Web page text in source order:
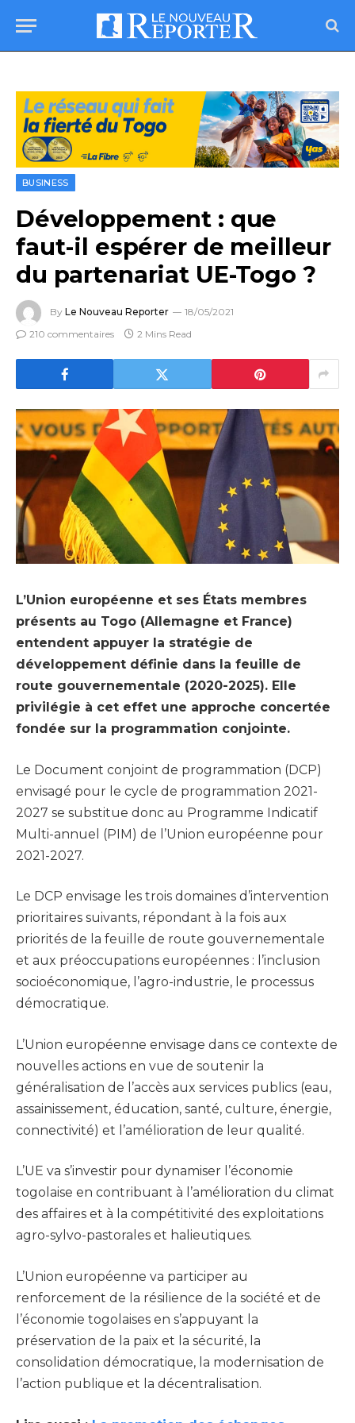
BUSINESS
Développement : que
faut-il espérer de meilleur
du partenariat UE-Togo ?
By Le Nouveau Reporter
18/05/2021
210 commentaires
2 Mins Read
L’Union européenne et ses États membres
présents au Togo (Allemagne et France)
entendent appuyer la stratégie de
développement définie dans la feuille de
route gouvernementale (2020-2025). Elle
privilégie à cet effet une approche concertée
fondée sur la programmation conjointe.
Le Document conjoint de programmation (DCP)
envisagé pour le cycle de programmation 2021-
2027 se substitue donc au Programme Indicatif
Multi-annuel (PIM) de l’Union européenne pour
2021-2027.
Le DCP envisage les trois domaines d’intervention
prioritaires suivants, répondant à la fois aux
priorités de la feuille de route gouvernementale
et aux préoccupations européennes : l’inclusion
socioéconomique, l’agro-industrie, le processus
démocratique.
L’Union européenne envisage dans ce contexte de
nouvelles actions en vue de soutenir la
généralisation de l’accès aux services publics (eau,
assainissement, éducation, santé, culture, énergie,
connectivité) et l’amélioration de leur qualité.
L’UE va s’investir pour dynamiser l’économie
togolaise en contribuant à l’amélioration du climat
des affaires et à la compétitivité des exploitations
agro-sylvo-pastorales et halieutiques.
L’Union européenne va participer au
renforcement de la résilience de la société et de
l’économie togolaises en s’appuyant la
préservation de la paix et la sécurité, la
consolidation démocratique, la modernisation de
l’action publique et la décentralisation.